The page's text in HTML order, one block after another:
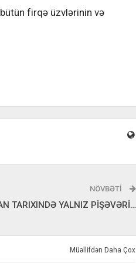
firqə üzvlərinin və
NÖVBƏTI
TARIXINDƏ YALNIZ PİŞƏVƏRİ…
Müəllifdən Daha Çox